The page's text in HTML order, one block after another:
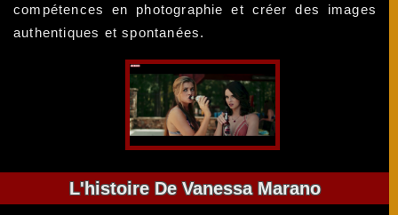
compétences en photographie et créer des images
authentiques et spontanées.
L'histoire De Vanessa Marano